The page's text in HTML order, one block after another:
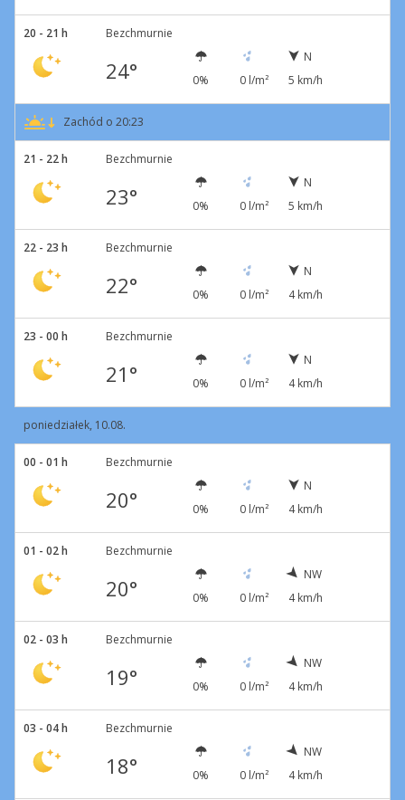
20 - 21 h Bezchmurnie
24° 0% 0 l/m²
N
5 km/h
Zachód o 20:23
21 - 22 h Bezchmurnie
23° 0% 0 l/m²
N
5 km/h
22 - 23 h Bezchmurnie
22° 0% 0 l/m²
N
4 km/h
23 - 00 h Bezchmurnie
21° 0% 0 l/m²
N
4 km/h
poniedziałek, 10.08.
00 - 01 h Bezchmurnie
20° 0% 0 l/m²
N
4 km/h
01 - 02 h Bezchmurnie
20° 0% 0 l/m²
NW
4 km/h
02 - 03 h Bezchmurnie
19° 0% 0 l/m²
NW
4 km/h
03 - 04 h Bezchmurnie
18° 0% 0 l/m²
NW
4 km/h